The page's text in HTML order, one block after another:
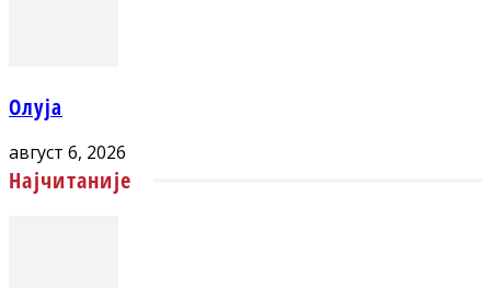
Олуја
август 6, 2026
Најчитаније